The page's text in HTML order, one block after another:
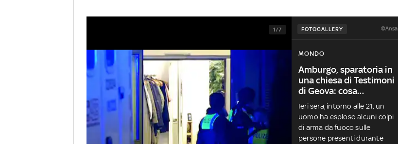
FOTOGALLERY ©Ansa
1/7
MONDO
Amburgo, sparatoria in
una chiesa di Testimoni
di Geova: cosa
sappiamo
Ieri sera, intorno alle 21, un
uomo ha esploso alcuni colpi
di arma da fuoco sulle
persone presenti durante